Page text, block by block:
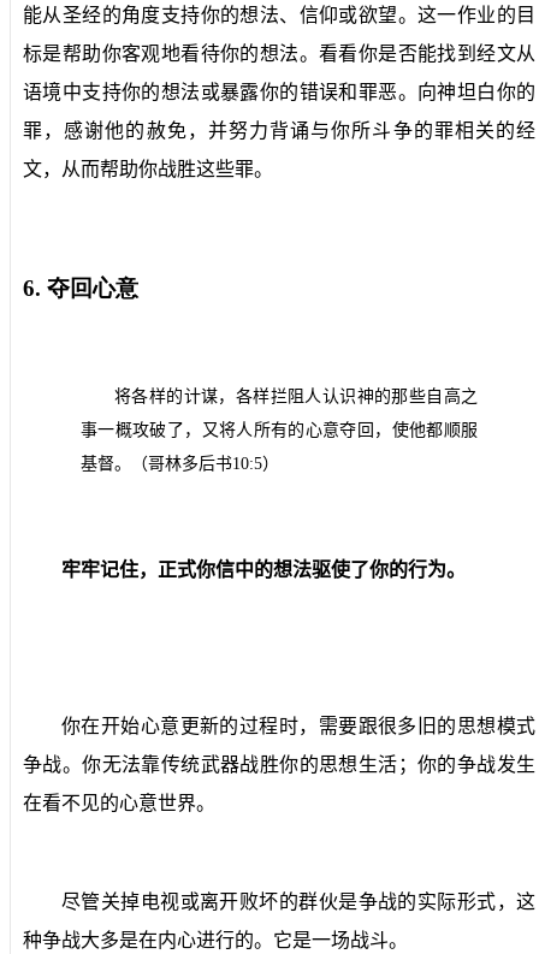
能从圣经的角度支持你的想法、信仰或欲望。这一作业的目
标是帮助你客观地看待你的想法。看看你是否能找到经文从
语境中支持你的想法或暴露你的错误和罪恶。向神坦白你的
罪，感谢他的赦免，并努力背诵与你所斗争的罪相关的经
文，从而帮助你战胜这些罪。
6. 夺回心意
将各样的计谋，各样拦阻人认识神的那些自高之
事一概攻破了，又将人所有的心意夺回，使他都顺服
基督。（哥林多后书10:5）
牢牢记住，正式你信中的想法驱使了你的行为。
你在开始心意更新的过程时，需要跟很多旧的思想模式
争战。你无法靠传统武器战胜你的思想生活；你的争战发生
在看不见的心意世界。
尽管关掉电视或离开败坏的群伙是争战的实际形式，这
种争战大多是在内心进行的。它是一场战斗。